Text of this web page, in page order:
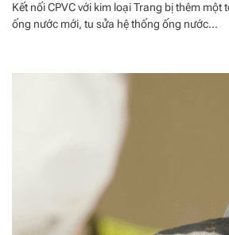
Kết nối CPVC với kim loại Trang bị thêm một
ống nước mới, tu sửa hệ thống ống nước...